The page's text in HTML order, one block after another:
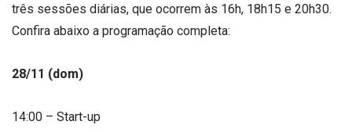
três sessões diárias, que ocorrem às 16h, 18h15 e 20h30.
Confira abaixo a programação completa:
28/11 (dom)
14:00 – Start-up